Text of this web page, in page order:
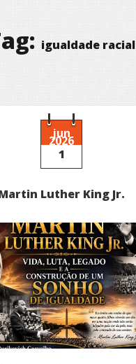
igualdade racial
jun
2026
1
Luther King Jr.